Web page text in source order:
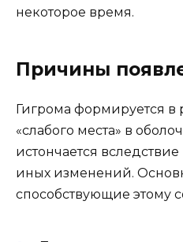
некоторое время.
Причины
Гигрома формируется в
«слабого места» в
истончается
иных изменений.
способствующие этому